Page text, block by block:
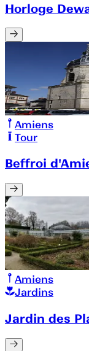
Horloge
Amiens
Tour
Beffroi
Amiens
Jardins
Jardin des